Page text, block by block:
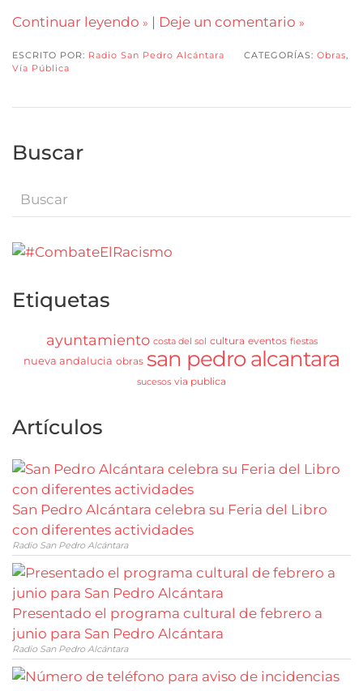
Continuar leyendo | Deje un comentario
ESCRITO POR: Radio San Pedro Alcántara CATEGORÍAS: Obras,
Vía Pública
Buscar
Etiquetas
ayuntamiento costa del sol cultura eventos fiestas
nueva andalucia obras san pedro alcantara
sucesos via publica
Artículos
San Pedro Alcántara celebra su Feria del Libro
con diferentes actividades
Radio San Pedro Alcántara
Presentado el programa cultural de febrero a
junio para San Pedro Alcántara
Radio San Pedro Alcántara